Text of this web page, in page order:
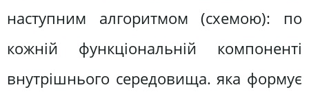
наступним алгоритмом (схемою): по
кожній функціональній компоненті
внутрішнього середовища. яка формує